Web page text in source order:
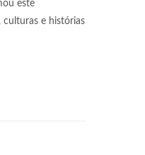
este
culturas e histórias